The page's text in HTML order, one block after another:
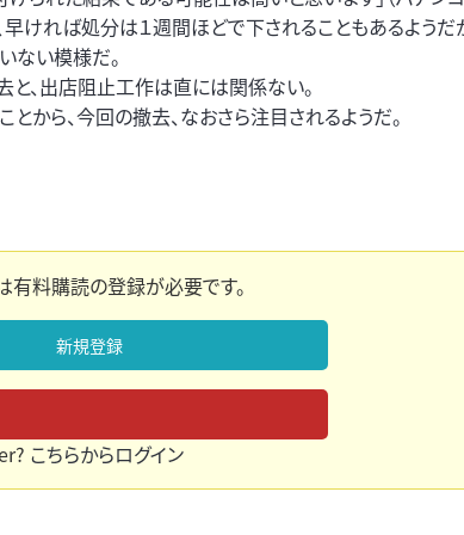
早ければ処分は１週間ほどで下されることもあるようだ
ない模様だ。
、出店阻止工作は直には関係ない。
とから、今回の撤去、なおさら注目されるようだ。
有料購読の登録が必要です。
新規登録
こちらからログイン